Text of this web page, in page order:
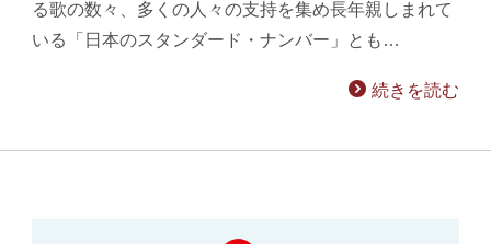
る歌の数々、多くの人々の支持を集め長年親しまれて
いる「日本のスタンダード・ナンバー」とも…
続きを読む